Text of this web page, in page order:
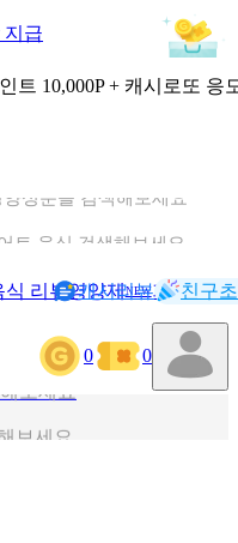
지급
트 10,000P + 캐시로또 응
식 리뷰영양제NEW기록
캐시리뷰 친구
0 0
보세요
세요